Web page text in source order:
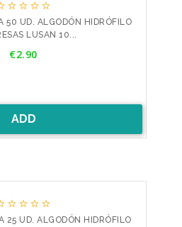
   
50 UD. ALGODÓN HIDRÓFILO
LUSAN 10...
€2.90
ADD
   
25 UD. ALGODÓN HIDRÓFILO